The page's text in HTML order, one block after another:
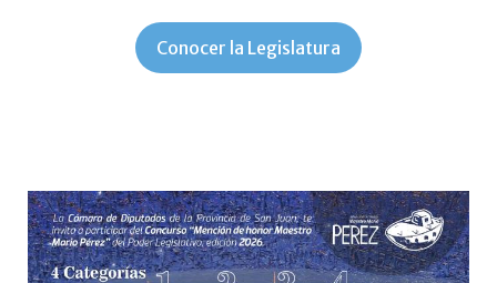
Conocer la Legislatura